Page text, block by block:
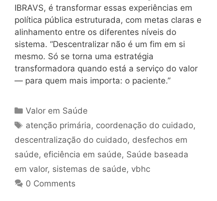
IBRAVS, é transformar essas experiências em
política pública estruturada, com metas claras e
alinhamento entre os diferentes níveis do
sistema. “Descentralizar não é um fim em si
mesmo. Só se torna uma estratégia
transformadora quando está a serviço do valor
— para quem mais importa: o paciente.”
Valor em Saúde
atenção primária, coordenação do cuidado,
descentralização do cuidado, desfechos em
saúde, eficiência em saúde, Saúde baseada
em valor, sistemas de saúde, vbhc
0 Comments